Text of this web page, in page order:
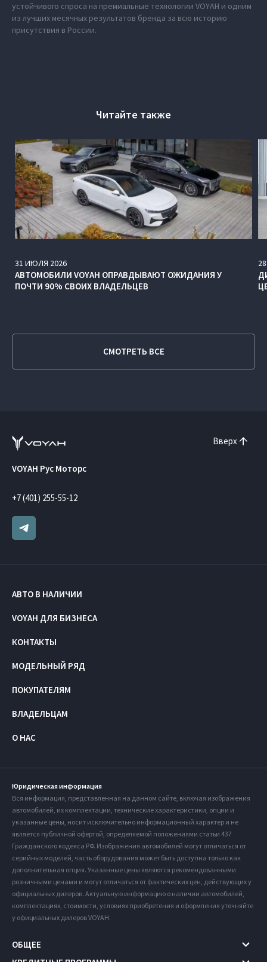
устойчивого спроса на премиальные технологии VOYAH и одним
из лучших месячных результатов бренда за всю историю
присутствия в России.
Читайте также
31 ИЮЛЯ 2026
АВТОМОБИЛИ VOYAH ОПРАВДЫВАЮТ ОЖИДАНИЯ У
ПОЧТИ 90% СВОИХ ВЛАДЕЛЬЦЕВ
28
СМОТРЕТЬ ВСЕ
Вверх
VOYAH Рус Моторс
+7 (401) 255-55-12
АВТО В НАЛИЧИИ
VOYAH ДЛЯ БИЗНЕСА
КОНТАКТЫ
МОДЕЛЬНЫЙ РЯД
ПОКУПАТЕЛЯМ
ВЛАДЕЛЬЦАМ
О НАС
Юридическая информация
Вся информация, представленная на данном сайте, включая изображения
автомобилей, их комплектации, технические характеристики, опции и
указанные цены, носит исключительно информационный характер и не
является публичной офертой, определяемой положениями статьи 437
Гражданского кодекса РФ. Изображения автомобилей могут отличаться от
серийных моделей, часть оборудования может быть доступна только как
дополнительная опция. Указанные цены являются рекомендованными
розничными ценами и могут отличаться от фактических цен, действующих у
официальных дилеров. Актуальную информацию о наличии автомобилей,
комплектациях, стоимости, условиях приобретения и оформления уточняйте
у официальных дилеров VOYAH.
ОБЩЕЕ